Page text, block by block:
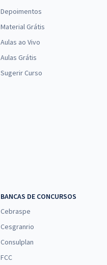
Depoimentos
Material Grátis
Aulas ao Vivo
Aulas Grátis
Sugerir Curso
BANCAS DE CONCURSOS
Cebraspe
Cesgranrio
Consulplan
FCC